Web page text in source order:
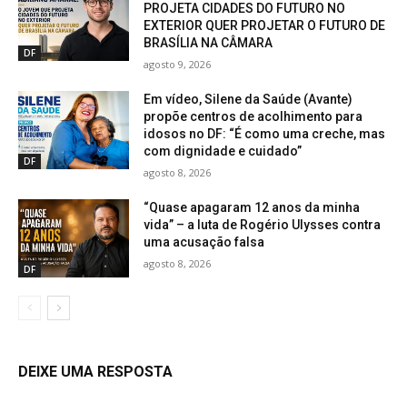
DF
PROJETA CIDADES DO FUTURO NO
EXTERIOR QUER PROJETAR O FUTURO DE
BRASÍLIA NA CÂMARA
agosto 9, 2026
DF
Em vídeo, Silene da Saúde (Avante)
propõe centros de acolhimento para
idosos no DF: “É como uma creche, mas
com dignidade e cuidado”
agosto 8, 2026
DF
“Quase apagaram 12 anos da minha
vida” – a luta de Rogério Ulysses contra
uma acusação falsa
agosto 8, 2026
DEIXE UMA RESPOSTA